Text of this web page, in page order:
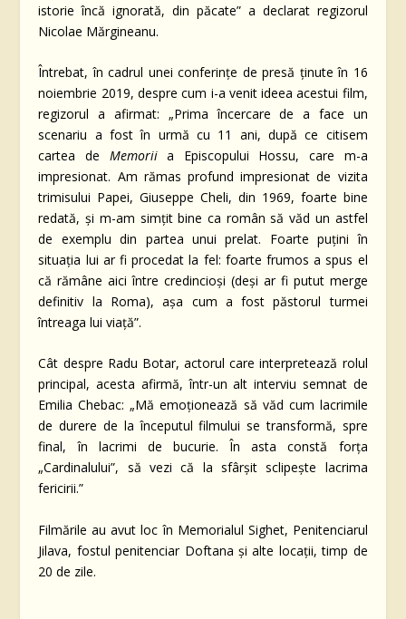
istorie încă ignorată, din păcate” a declarat regizorul
Nicolae Mărgineanu.
Întrebat, în cadrul unei conferințe de presă ținute în 16
noiembrie 2019, despre cum i-a venit ideea acestui film,
regizorul a afirmat: „Prima încercare de a face un
scenariu a fost în urmă cu 11 ani, după ce citisem
cartea de Memoriia Episcopului Hossu, care m-a
impresionat. Am rămas profund impresionat de vizita
trimisului Papei, Giuseppe Cheli, din 1969, foarte bine
redată, și m-am simțit bine ca român să văd un astfel
de exemplu din partea unui prelat. Foarte puțini în
situația lui ar fi procedat la fel: foarte frumos a spus el
că rămâne aici între credincioși (deși ar fi putut merge
definitiv la Roma), așa cum a fost păstorul turmei
întreaga lui viață”.
Cât despre Radu Botar, actorul care interpretează rolul
principal, acesta afirmă, într-un alt interviu semnat de
Emilia Chebac: „Mă emoționează să văd cum lacrimile
de durere de la începutul filmului se transformă, spre
final, în lacrimi de bucurie. În asta constă forța
„Cardinalului”, să vezi că la sfârșit sclipește lacrima
fericirii.”
Filmările au avut loc în Memorialul Sighet, Penitenciarul
Jilava, fostul penitenciar Doftana și alte locații, timp de
20 de zile.